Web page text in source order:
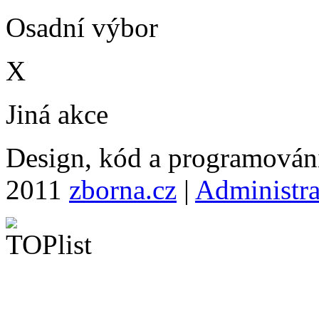
Osadní výbor
X
Jiná akce
Design, kód a
2011 zborna.cz |